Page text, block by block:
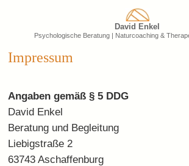
Psychologische Beratung | Naturcoaching &
David Enkel
Impressum
Angaben gemäß § 5 DDG
David Enkel
Beratung und Begleitung
Liebigstraße 2
63743 Aschaffenburg